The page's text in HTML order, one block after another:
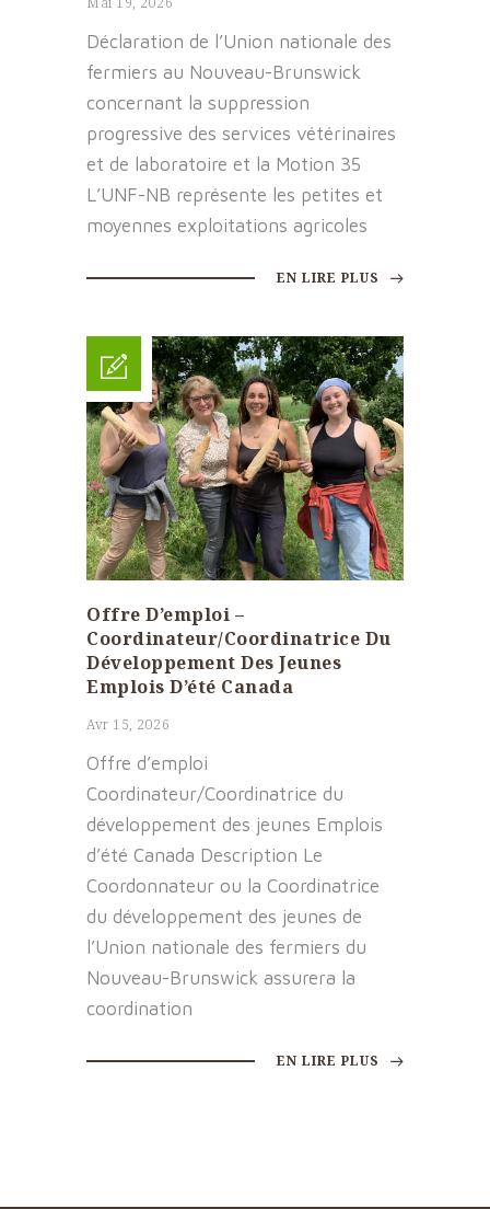
Déclaration de l’Union nationale des
fermiers au Nouveau-Brunswick
concernant la suppression
progressive des services vétérinaires
et de laboratoire et la Motion 35
L’UNF-NB représente les petites et
moyennes exploitations agricoles
EN LIRE PLUS
Offre D’emploi –
Coordinateur/Coordinatrice Du
Développement Des Jeunes
Emplois D’été Canada
Avr 15, 2026
Offre d’emploi
Coordinateur/Coordinatrice du
développement des jeunes Emplois
d’été Canada Description Le
Coordonnateur ou la Coordinatrice
du développement des jeunes de
l’Union nationale des fermiers du
Nouveau-Brunswick assurera la
coordination
EN LIRE PLUS